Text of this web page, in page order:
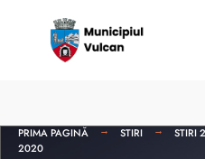
PRIMA PAGINĂ STIRI STIRI
2020